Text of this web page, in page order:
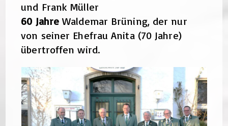
und Frank Müller
60 Jahre Waldemar Brüning, der nur
von seiner Ehefrau Anita (70 Jahre)
übertroffen wird.